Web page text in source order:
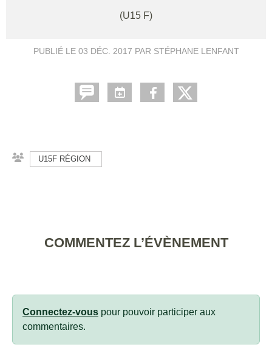
(U15 F)
PUBLIÉ LE 03 DÉC. 2017 PAR STÉPHANE LENFANT
U15F RÉGION
COMMENTEZ L’ÉVÈNEMENT
Connectez-vous pour pouvoir participer aux
commentaires.